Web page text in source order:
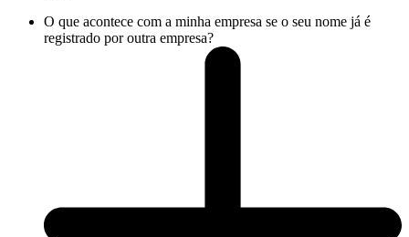
O que acontece com a minha empresa se o seu nome já é
registrado por outra empresa?